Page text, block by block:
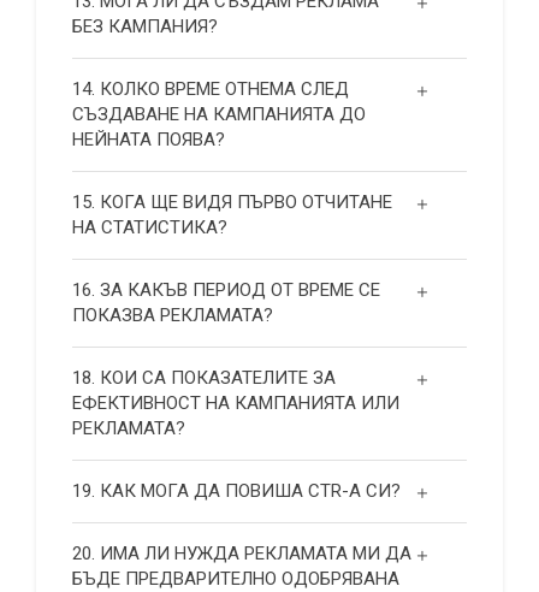
БЕЗ КАМПАНИЯ?
14. КОЛКО ВРЕМЕ ОТНЕМА СЛЕД
СЪЗДАВАНЕ НА КАМПАНИЯТА ДО
НЕЙНАТА ПОЯВА?
15. КОГА ЩЕ ВИДЯ ПЪРВО ОТЧИТАНЕ
НА СТАТИСТИКА?
16. ЗА КАКЪВ ПЕРИОД ОТ ВРЕМЕ СЕ
ПОКАЗВА РЕКЛАМАТА?
18. КОИ СА ПОКАЗАТЕЛИТЕ ЗА
ЕФЕКТИВНОСТ НА КАМПАНИЯТА ИЛИ
РЕКЛАМАТА?
19. КАК МОГА ДА ПОВИША СТR-А СИ?
20. ИМА ЛИ НУЖДА РЕКЛАМАТА МИ ДА
БЪДЕ ПРЕДВАРИТЕЛНО ОДОБРЯВАНА